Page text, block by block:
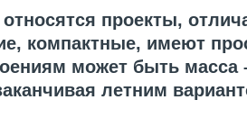
проекты,
компактные, имеют
может быть масса
летним